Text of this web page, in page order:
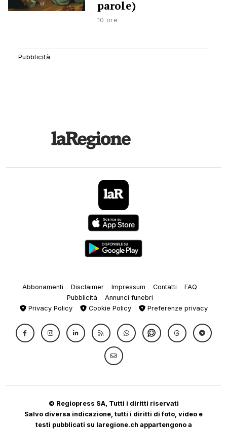
parole)
10 ore
Abbonamenti Disclaimer Impressum Contatti
FAQ
Pubblicità
Annunci funebri
Privacy Policy
Cookie Policy Preferenze privacy
© Regiopress SA, Tutti i diritti riservati
Salvo diversa indicazione, tutti i diritti di foto, video e
testi pubblicati su laregione.ch appartengono a